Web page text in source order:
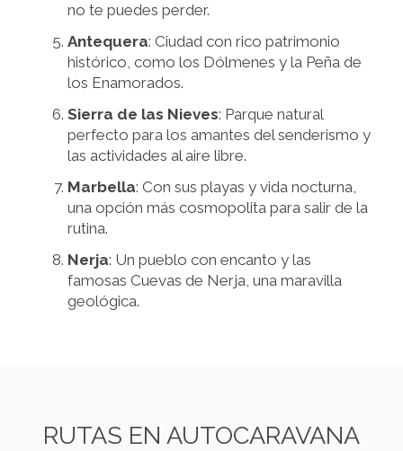
no te puedes perder.
Antequera: Ciudad con rico patrimonio
histórico, como los Dólmenes y la Peña de
los Enamorados.
Sierra de las Nieves: Parque natural
perfecto para los amantes del senderismo y
las actividades al aire libre.
Marbella: Con sus playas y vida nocturna,
una opción más cosmopolita para salir de la
rutina.
Nerja: Un pueblo con encanto y las
famosas Cuevas de Nerja, una maravilla
geológica.
RUTAS EN AUTOCARAVANA